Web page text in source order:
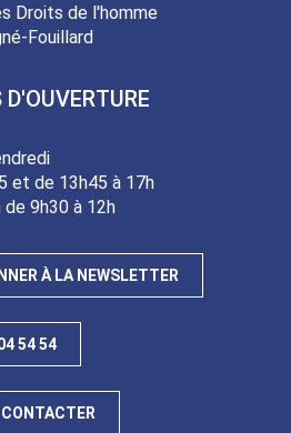
Droits de l'homme
Fouillard
D'OUVERTURE
et de 13h45 à 17h
9h30 à 12h
À LA NEWSLETTER
54 54
CONTACTER